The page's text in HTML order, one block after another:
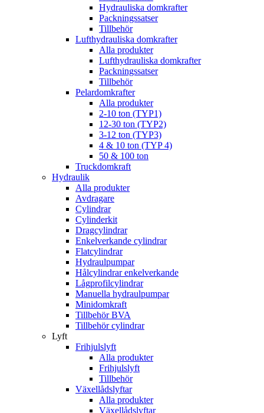
Hydrauliska domkrafter
Packningssatser
Tillbehör
Lufthydrauliska domkrafter
Alla produkter
Lufthydrauliska domkrafter
Packningssatser
Tillbehör
Pelardomkrafter
Alla produkter
2-10 ton (TYP1)
12-30 ton (TYP2)
3-12 ton (TYP3)
4 & 10 ton (TYP 4)
50 & 100 ton
Truckdomkraft
Hydraulik
Alla produkter
Avdragare
Cylindrar
Cylinderkit
Dragcylindrar
Enkelverkande cylindrar
Flatcylindrar
Hydraulpumpar
Hålcylindrar enkelverkande
Lågprofilcylindrar
Manuella hydraulpumpar
Minidomkraft
Tillbehör BVA
Tillbehör cylindrar
Lyft
Frihjulslyft
Alla produkter
Frihjulslyft
Tillbehör
Växellådslyftar
Alla produkter
Växellådslyftar